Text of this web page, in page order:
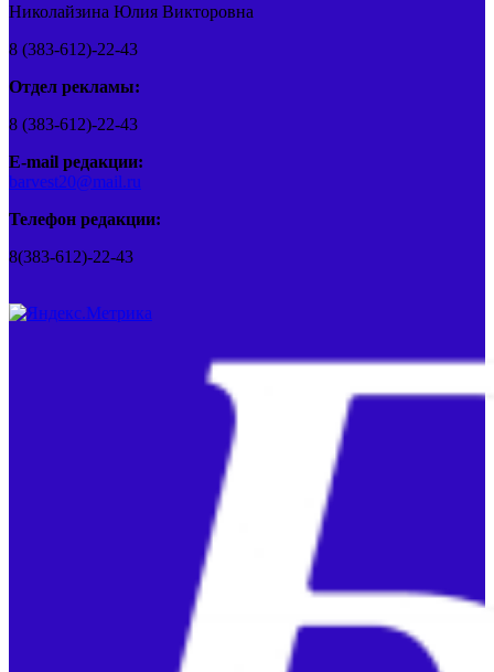
Николайзина Юлия Викторовна
8 (383-612)-22-43
Отдел рекламы:
8 (383-612)-22-43
E-mail редакции:
barvest20@mail.ru
Телефон редакции:
8(383-612)-22-43